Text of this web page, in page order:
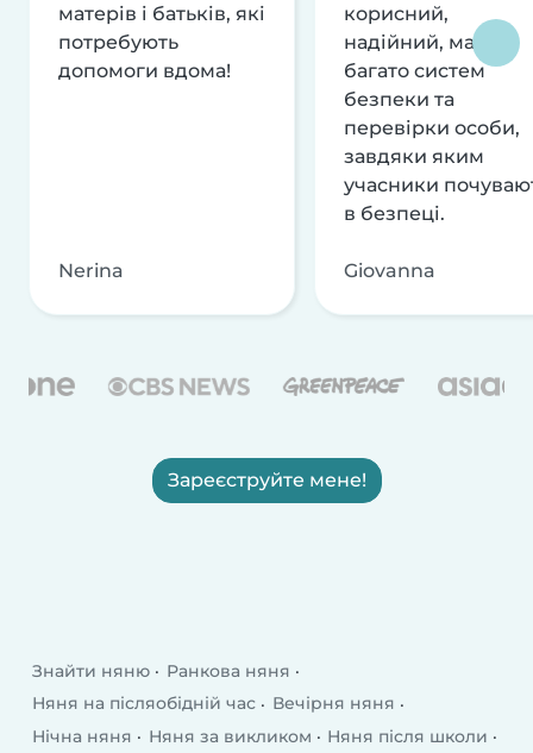
матерів і батьків, які
потребують
допомоги вдома!
Nerina
корисний,
надійний, має
багато систем
безпеки та
перевірки особи,
завдяки яким
учасники
в безпеці.
Giovanna
Зареєструйте мене!
Знайти няню
Ранкова няня
Няня на післяобідній час
Вечірня няня
Нічна няня
Няня за викликом
Няня після школи